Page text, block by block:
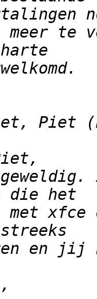
meer te
met xfce
en jij